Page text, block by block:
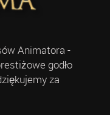
Animatora -
godło
za